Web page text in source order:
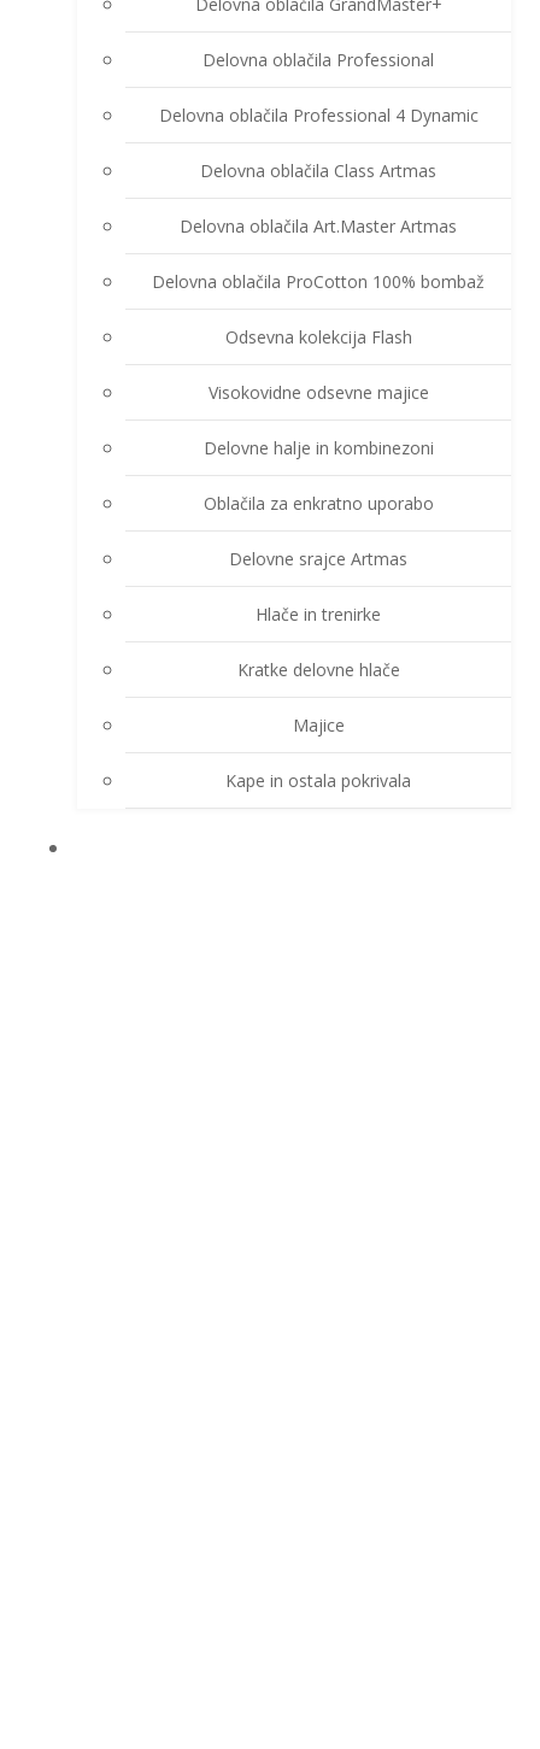
Delovna oblačila Professional
Delovna oblačila Professional 4 Dynamic
Delovna oblačila Class Artmas
Delovna oblačila Art.Master Artmas
Delovna oblačila ProCotton 100% bombaž
Odsevna kolekcija Flash
Visokovidne odsevne majice
Delovne halje in kombinezoni
Oblačila za enkratno uporabo
Delovne srajce Artmas
Hlače in trenirke
Kratke delovne hlače
Majice
Kape in ostala pokrivala